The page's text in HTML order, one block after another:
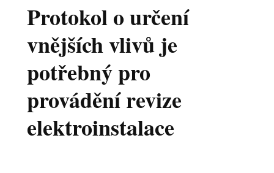
Protokol o určení
vnějších vlivů je
potřebný pro
provádění revize
elektroinstalace